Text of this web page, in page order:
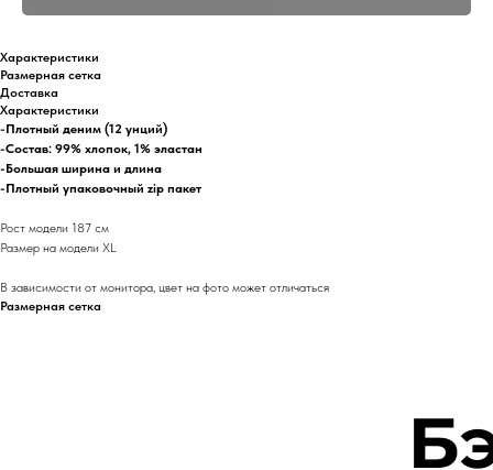
Характеристики
Размерная сетка
Доставка
Характеристики
-Плотный деним (12 унций)
-Состав: 99% хлопок, 1% эластан
-Большая ширина и длина
-Плотный упаковочный zip пакет
Рост модели 187 см
Размер на модели XL
В зависимости от монитора, цвет на фото может отличаться
Размерная сетка